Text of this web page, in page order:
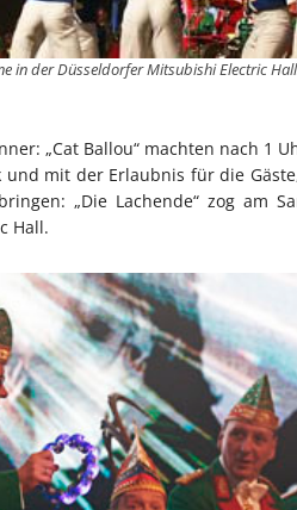
in der Düsseldorfer Mitsubishi Electric
„Cat Ballou“ machten nach 1
und mit der Erlaubnis für die
„Die Lachende“ zog am
Hall.